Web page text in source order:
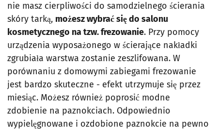
nie masz cierpliwości do samodzielnego ścierania
skóry tarką, możesz wybrać się do salonu
kosmetycznego na tzw. frezowanie. Przy pomocy
urządzenia wyposażonego w ścierające nakładki
zgrubiała warstwa zostanie zeszlifowana. W
porównaniu z domowymi zabiegami frezowanie
jest bardzo skuteczne - efekt utrzymuje się przez
miesiąc. Możesz również poprosić modne
zdobienie na paznokciach. Odpowiednio
wypielęgnowane i ozdobione paznokcie na pewno